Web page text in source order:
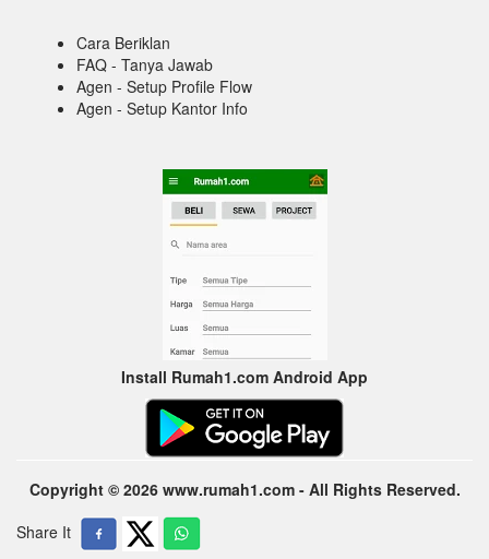
Cara Beriklan
FAQ - Tanya Jawab
Agen - Setup Profile Flow
Agen - Setup Kantor Info
Install Rumah1.com Android App
Copyright © 2026 www.rumah1.com - All Rights Reserved.
Share It